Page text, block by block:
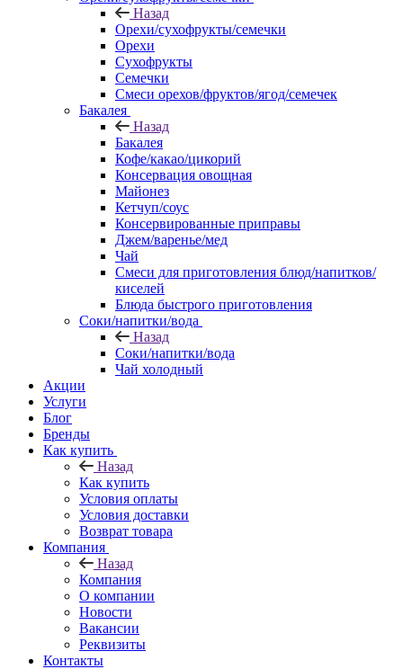
Назад
Орехи/сухофрукты/семечки
Орехи
Сухофрукты
Семечки
Смеси орехов/фруктов/ягод/семечек
Бакалея
Назад
Бакалея
Кофе/какао/цикорий
Консервация овощная
Майонез
Кетчуп/соус
Консервированные приправы
Джем/варенье/мед
Чай
Смеси для приготовления блюд/напитков/
киселей
Блюда быстрого приготовления
Соки/напитки/вода
Назад
Соки/напитки/вода
Чай холодный
Акции
Услуги
Блог
Бренды
Как купить
Назад
Как купить
Условия оплаты
Условия доставки
Возврат товара
Компания
Назад
Компания
О компании
Новости
Вакансии
Реквизиты
Контакты